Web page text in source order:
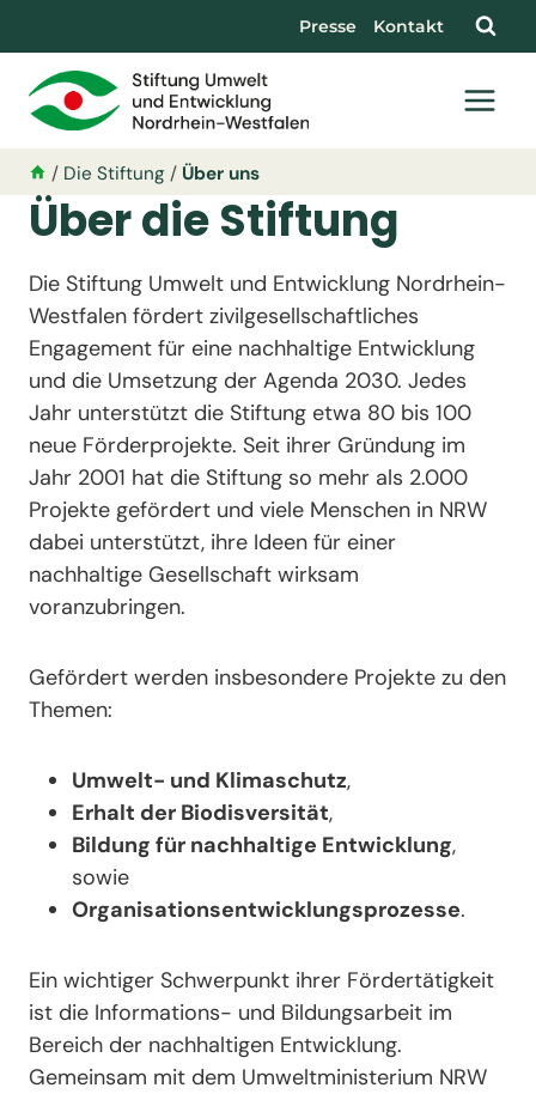
Presse Kontakt
/ Die Stiftung / Über uns
Über die Stiftung
Die Stiftung Umwelt und Entwicklung Nordrhein-
Westfalen fördert zivilgesellschaftliches
Engagement für eine nachhaltige Entwicklung
und die Umsetzung der Agenda 2030. Jedes
Jahr unter­stützt die Stiftung etwa 80 bis 100
neue Förderprojekte. Seit ihrer Gründung im
Jahr 2001 hat die Stiftung so mehr als 2.000
Projekte gefördert und viele Menschen in NRW
dabei unterstützt, ihre Ideen für einer
nachhaltige Gesellschaft wirksam
voranzubringen.
Gefördert werden insbesondere Projekte zu den
Themen:
Umwelt- und Klimaschutz,
Erhalt der Biodisversität,
Bildung für nachhaltige Entwicklung,
sowie
Organisationsentwicklungsprozesse.
Ein wichtiger Schwerpunkt ihrer Fördertätigkeit
ist die Informations- und Bildungsarbeit im
Bereich der nachhaltigen Entwicklung.
Gemeinsam mit dem Umweltministerium NRW